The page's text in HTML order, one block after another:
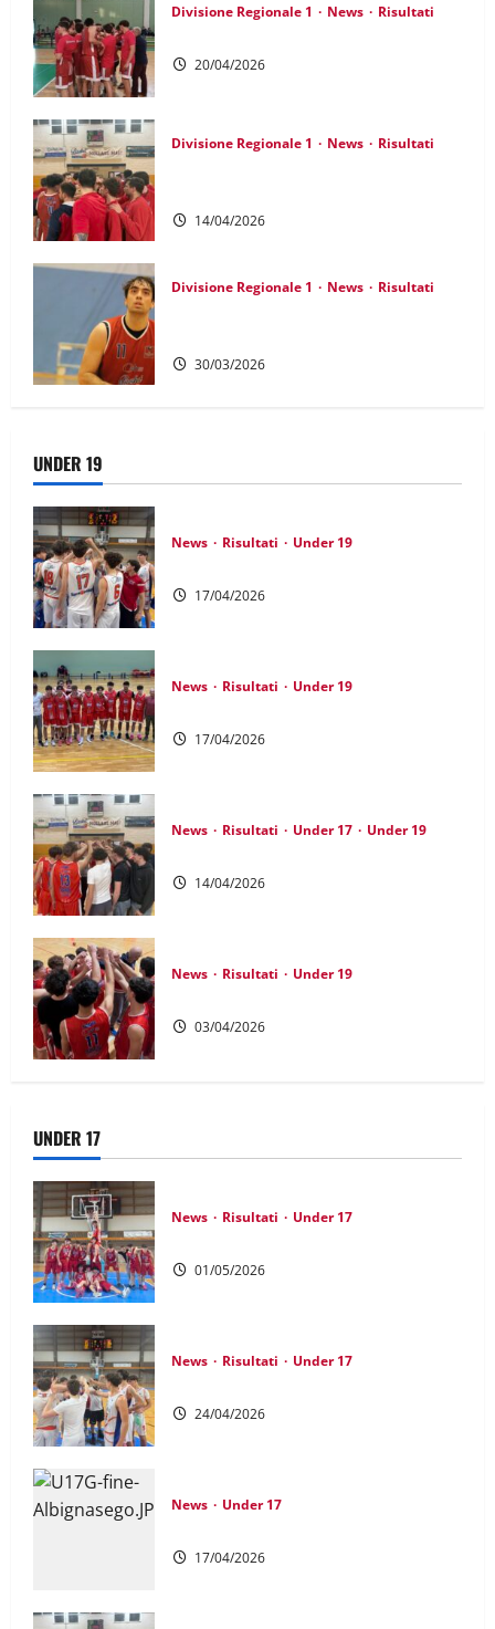
Divisione Regionale 1 News Risultati
20/04/2026
Divisione Regionale 1 News Risultati
14/04/2026
Divisione Regionale 1 News Risultati
30/03/2026
UNDER 19
News Risultati Under 19
17/04/2026
News Risultati Under 19
17/04/2026
News Risultati Under 17 Under 19
14/04/2026
News Risultati Under 19
03/04/2026
UNDER 17
News Risultati Under 17
01/05/2026
News Risultati Under 17
24/04/2026
News Under 17
17/04/2026